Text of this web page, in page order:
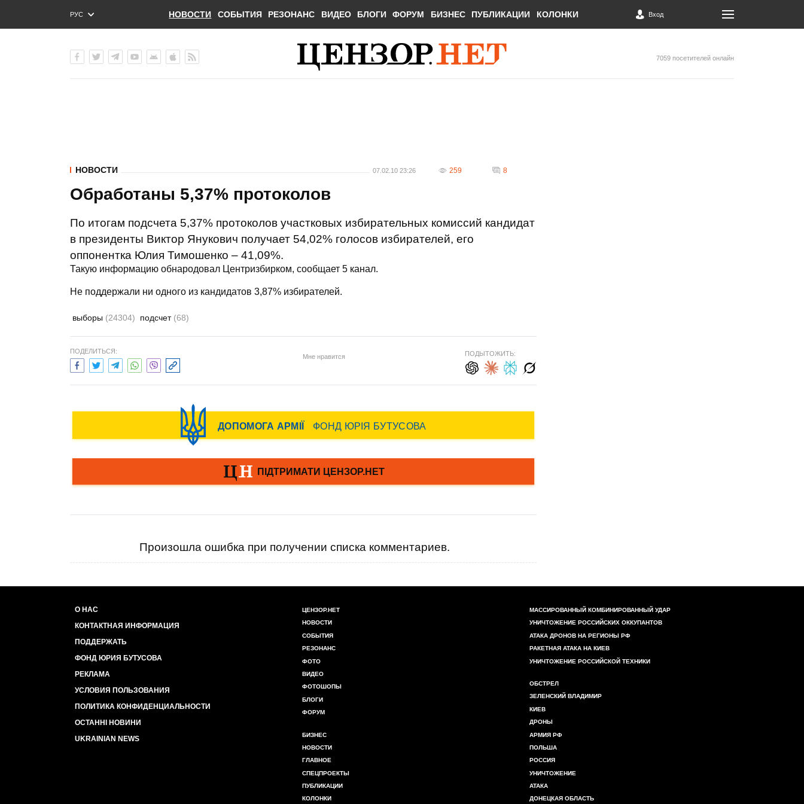
РУС
ENG
НОВОСТИ СОБЫТИЯ РЕЗОНАНС ВИДЕО БЛОГИ ФОРУМ БИЗНЕС ПУБЛИКАЦИИ КОЛОНКИ Вход
7059 посетителей онлайн
НОВОСТИ 07.02.10 23:26 259 8
Обработаны 5,37% протоколов
По итогам подсчета 5,37% протоколов участковых избирательных комиссий кандидат
в президенты Виктор Янукович получает 54,02% голосов избирателей, его
оппонентка Юлия Тимошенко – 41,09%.
Такую информацию обнародовал Центризбирком, сообщает 5 канал.
Не поддержали ни одного из кандидатов 3,87% избирателей.
выборы (24304) подсчет (68)
ПОДЕЛИТЬСЯ:
Мне нравится ПОДЫТОЖИТЬ:
Произошла ошибка при получении списка комментариев.
О НАС
КОНТАКТНАЯ ИНФОРМАЦИЯ
ПОДДЕРЖАТЬ
ФОНД ЮРИЯ БУТУСОВА
РЕКЛАМА
УСЛОВИЯ ПОЛЬЗОВАНИЯ
ПОЛИТИКА КОНФИДЕНЦИАЛЬНОСТИ
ОСТАННІ НОВИНИ
UKRAINIAN NEWS
ЦЕНЗОР.НЕТ
НОВОСТИ
СОБЫТИЯ
РЕЗОНАНС
ФОТО
ВИДЕО
ФОТОШОПЫ
БЛОГИ
ФОРУМ
БИЗНЕС
НОВОСТИ
ГЛАВНОЕ
СПЕЦПРОЕКТЫ
ПУБЛИКАЦИИ
КОЛОНКИ
МАССИРОВАННЫЙ КОМБИНИРОВАННЫЙ УДАР
УНИЧТОЖЕНИЕ РОССИЙСКИХ ОККУПАНТОВ
АТАКА ДРОНОВ НА РЕГИОНЫ РФ
РАКЕТНАЯ АТАКА НА КИЕВ
УНИЧТОЖЕНИЕ РОССИЙСКОЙ ТЕХНИКИ
ОБСТРЕЛ
ЗЕЛЕНСКИЙ ВЛАДИМИР
КИЕВ
ДРОНЫ
АРМИЯ РФ
ПОЛЬША
РОССИЯ
УНИЧТОЖЕНИЕ
АТАКА
ДОНЕЦКАЯ ОБЛАСТЬ